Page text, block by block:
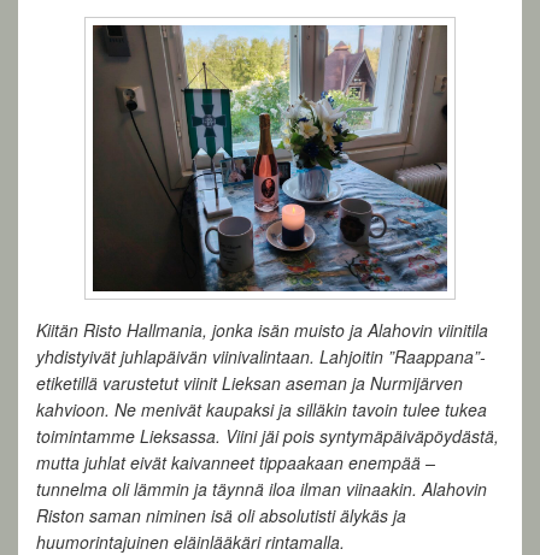
Kiitän Risto Hallmania, jonka isän muisto ja Alahovin viinitila
yhdistyivät juhlapäivän viinivalintaan. Lahjoitin ”Raappana”-
etiketillä varustetut viinit Lieksan aseman ja Nurmijärven
kahvioon. Ne menivät kaupaksi ja silläkin tavoin tulee tukea
toimintamme Lieksassa. Viini jäi pois syntymäpäiväpöydästä,
mutta juhlat eivät kaivanneet tippaakaan enempää –
tunnelma oli lämmin ja täynnä iloa ilman viinaakin. Alahovin
Riston saman niminen isä oli absolutisti älykäs ja
huumorintajuinen eläinlääkäri rintamalla.